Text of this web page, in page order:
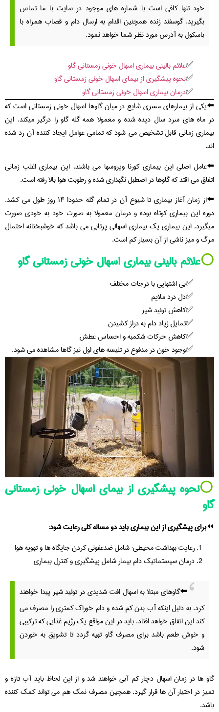
خود تنها کافی است با شماره های موجود در سایت با ما تماس
بگیرید. گوسفند زنده همچنین اقدام به ارسال دام و قصاب همراه با
باسکول به آدرس مورد نظر شما خواهد نمود.
علائم بالینی بیماری اسهال خونی زمستانی گاو
نحوه پیشگیری از بیمای اسهال خونی زمستانی گاو
درمان بیماری اسهال خونی زمستانی گاو
⬅️یکی از بیمارهای مسری شایع در میان گاوها اسهال خونی زمستانی است که
در ماه های سرد سال دیده شده و معمولا همه گله گاو را درگیر میکند. این
بیماری زمانی قابل تشخیص می شود که تمامی عوامل ایجاد کننده آن رد شده
اند.
⬅️عامل اصلی این بیماری کورنا ویروسها می باشند. این بیماری اغلب زمانی
اتفاق می اقتد که گاوها در اصطبل نگهداری شده و رطوبت هوا بالا رفته است.
⬅️از زمان آغاز بیماری تا شیوع آن در تمام گله حدودا ۱۴ روز طول می کشد.
دوره این بیماری کوتاه بوده و درمان معمولا به صورت خود به خودی صورت
میگیرد. این بیماری یک بیماری اسهالی پرتابی می باشد که خوشبختانه احتمال
مرگ و میز ناشی از آن بسیار کم است.
⚪️علائم بالینی بیماری اسهال خونی زمستانی گاو
بی اشتهایی با درجات مختلف
دل درد ملایم
کاهش تولید شیر
تمایل زیاد دام به دراز کشیدن
کاهش حرکات شکمبه و احساس عطش
وجود خون در مدفوع در تلیسه های اول نیز گاها مشاهده می شود.
⚪️نحوه پیشگیری از بیمای اسهال خونی زمستانی
گاو
⏪برای پیشگیری از این بیماری باید دو مساله کلی رعایت شود:
رعایت بهداشت محیطی: شامل ضدعفونی کردن جایگاه ها و تهویه هوا
درمان سیستماتیک دام بیمار شامل پیشگیری و کنترل بیماری
⬅️گاوهای مبتلا به اسهال افت شدیدی در تولید شیر پیدا خواهند
کرد. به دلیل اینکه آب بدن کم شده و دام خوراک کمتری را مصرف می
کند این اتفاق خواهد افتاد. باید در این مواقع یک رژیم غذایی که ترکیبی
و خوش طعم باشد برای مصرف گاو تهیه گردد تا تشویق به خوردن
شود.
گاو ها در زمان اسهال دچار کم آبی خواهند شد و از این لحاظ باید آب تازه و
تمیز در اختیار آن ها قرار گیرد. همچین مصرف نمک هم می تواند کمک کننده
باشد.